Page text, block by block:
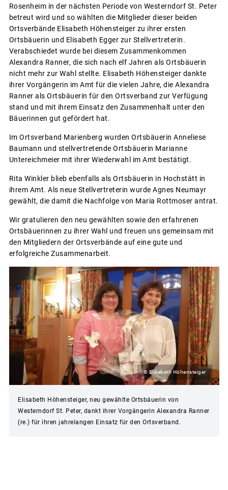
Rosenheim in der nächsten Periode von Westerndorf St. Peter
betreut wird und so wählten die Mitglieder dieser beiden
Ortsverbände Elisabeth Höhensteiger zu ihrer ersten
Ortsbäuerin und Elisabeth Egger zur Stellvertreterin.
Verabschiedet wurde bei diesem Zusammenkommen
Alexandra Ranner, die sich nach elf Jahren als Ortsbäuerin
nicht mehr zur Wahl stellte. Elisabeth Höhensteiger dankte
ihrer Vorgängerin im Amt für die vielen Jahre, die Alexandra
Ranner als Ortsbäuerin für den Ortsverband zur Verfügung
stand und mit ihrem Einsatz den Zusammenhalt unter den
Bäuerinnen gut gefördert hat.
Im Ortsverband Marienberg wurden Ortsbäuerin Anneliese
Baumann und stellvertretende Ortsbäuerin Marianne
Untereichmeier mit ihrer Wiederwahl im Amt bestätigt.
Rita Winkler blieb ebenfalls als Ortsbäuerin in Hochstätt in
ihrem Amt. Als neue Stellvertreterin wurde Agnes Neumayr
gewählt, die damit die Nachfolge von Maria Rottmoser antrat.
Wir gratulieren den neu gewählten sowie den erfahrenen
Ortsbäuerinnen zu ihrer Wahl und freuen uns gemeinsam mit
den Mitgliedern der Ortsverbände auf eine gute und
erfolgreiche Zusammenarbeit.
© Elisabeth Höhensteiger
Elisabeth Höhensteiger, neu gewählte Ortsbäuerin von
Westerndorf St. Peter, dankt ihrer Vorgängerin Alexandra Ranner
(re.) für ihren jahrelangen Einsatz für den Ortsverband.